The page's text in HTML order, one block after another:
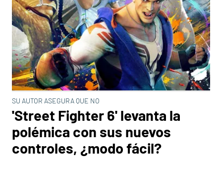
SU AUTOR ASEGURA QUE NO
'Street Fighter 6' levanta la
polémica con sus nuevos
controles, ¿modo fácil?